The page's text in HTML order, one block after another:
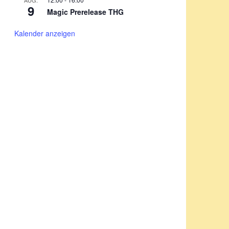
9 Magic Prerelease THG
Kalender anzeigen